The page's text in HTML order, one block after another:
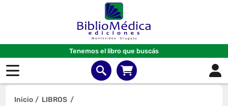
Tenemos el libro que buscás
Inicio / LIBROS /